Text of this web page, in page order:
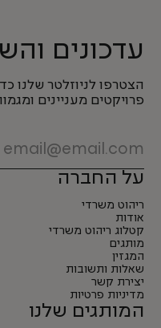
עדכונים
הצטרפו לניוזלטר שלנו
פרויקטים מעניינים
על החברה
ריהוט משרדי
אודות
קטלוג ריהוט משרדי
מותגים
המגזין
שאלות ותשובות
יצירת קשר
מדיניות פרטיות
המותגים שלנו